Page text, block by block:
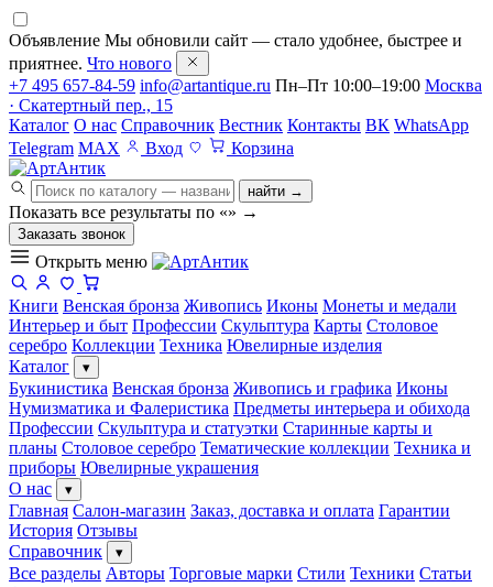
Объявление Мы обновили сайт — стало удобнее, быстрее и
приятнее. Что нового
+7 495 657-84-59 info@artantique.ru Пн–Пт 10:00–19:00 Москва
· Скатертный пер., 15
Каталог О нас Справочник Вестник Контакты ВК WhatsApp
Telegram MAX Вход Корзина
найти →
Показать все результаты по «» →
Заказать звонок
Открыть меню
Книги Венская бронза Живопись Иконы Монеты и медали
Интерьер и быт Профессии Скульптура Карты Столовое
серебро Коллекции Техника Ювелирные изделия
Каталог
▾
Букинистика Венская бронза Живопись и графика Иконы
Нумизматика и Фалеристика Предметы интерьера и обихода
Профессии Скульптура и статуэтки Старинные карты и
планы Столовое серебро Тематические коллекции Техника и
приборы Ювелирные украшения
О нас
▾
Главная Салон-магазин Заказ, доставка и оплата Гарантии
История Отзывы
Справочник
▾
Все разделы Авторы Торговые марки Стили Техники Статьи